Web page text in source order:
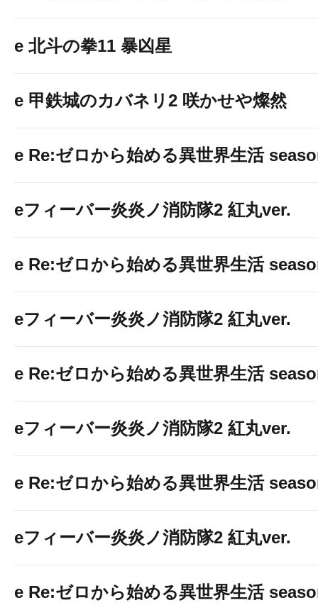
e 北斗の拳11 暴凶星
e 甲鉄城のカバネリ2 咲かせや燦然
e Re:ゼロから始める異世界生活
eフィーバー炎炎ノ消防隊2 紅丸ver.
e Re:ゼロから始める異世界生活
eフィーバー炎炎ノ消防隊2 紅丸ver.
e Re:ゼロから始める異世界生活
eフィーバー炎炎ノ消防隊2 紅丸ver.
e Re:ゼロから始める異世界生活
eフィーバー炎炎ノ消防隊2 紅丸ver.
e Re:ゼロから始める異世界生活